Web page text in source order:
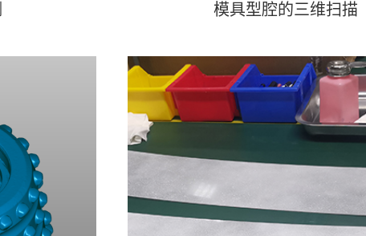
模具型腔的三维扫描